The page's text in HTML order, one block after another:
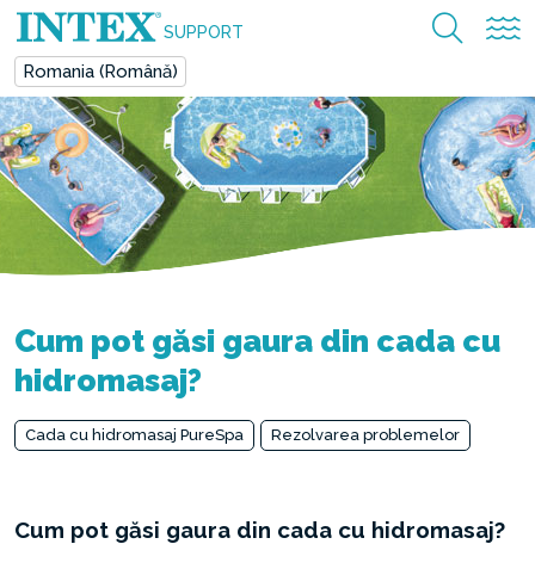
SUPPORT
Romania (Română)
Cum pot găsi gaura din cada cu
hidromasaj?
Cada cu hidromasaj PureSpa Rezolvarea problemelor
Cum pot găsi gaura din cada cu hidromasaj?